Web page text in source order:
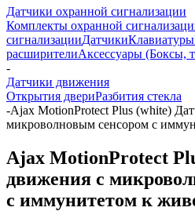
Датчики охранной сигнализации
Комплекты охранной
сигнализацииДатчикиКлавиатуры
расширителиАксессуары (Боксы,
-
Датчики движения
Открытия двериРазбития стекла
-Ajax MotionProtect Plus (white)
микроволновым сенсором с
Ajax MotionProtect
движения с
с иммунитетом к